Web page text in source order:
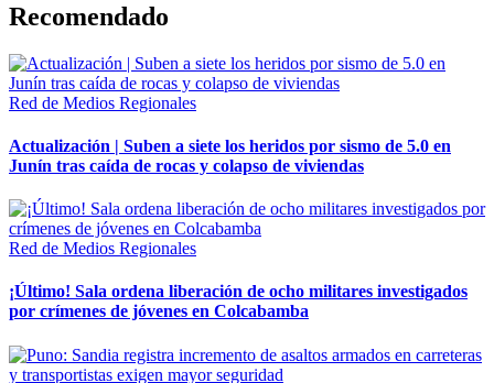
Recomendado
Red de Medios Regionales
Actualización | Suben a siete los heridos por sismo de 5.0 en
Junín tras caída de rocas y colapso de viviendas
Red de Medios Regionales
¡Último! Sala ordena liberación de ocho militares investigados
por crímenes de jóvenes en Colcabamba